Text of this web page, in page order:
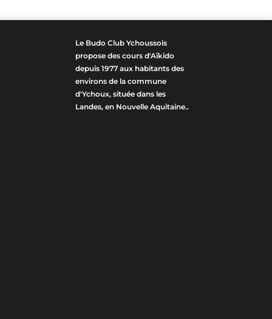
Le Budo Club Ychoussois
propose des cours d'Aîkido
depuis 1977 aux habitants des
environs de la commune
d'Ychoux, située dans les
Landes, en Nouvelle Aquitaine..